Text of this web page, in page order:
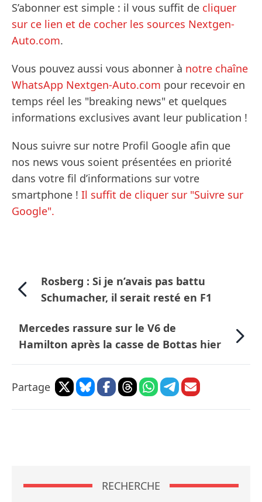
S’abonner est simple : il vous suffit de cliquer
sur ce lien et de cocher les sources Nextgen-
Auto.com.
Vous pouvez aussi vous abonner à notre chaîne
WhatsApp Nextgen-Auto.com pour recevoir en
temps réel les "breaking news" et quelques
informations exclusives avant leur publication !
Nous suivre sur notre Profil Google afin que
nos news vous soient présentées en priorité
dans votre fil d’informations sur votre
smartphone ! Il suffit de cliquer sur "Suivre sur
Google".
Rosberg : Si je n’avais pas battu
Schumacher, il serait resté en F1
Mercedes rassure sur le V6 de
Hamilton après la casse de Bottas hier
Partage
RECHERCHE